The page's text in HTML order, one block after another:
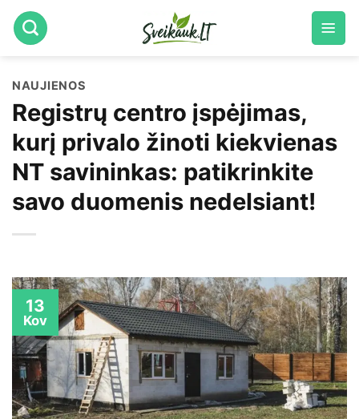
Skip
to
NAUJIENOS
Registrų centro įspėjimas,
kurį privalo žinoti kiekvienas
NT savininkas: patikrinkite
savo duomenis nedelsiant!
13
Kov